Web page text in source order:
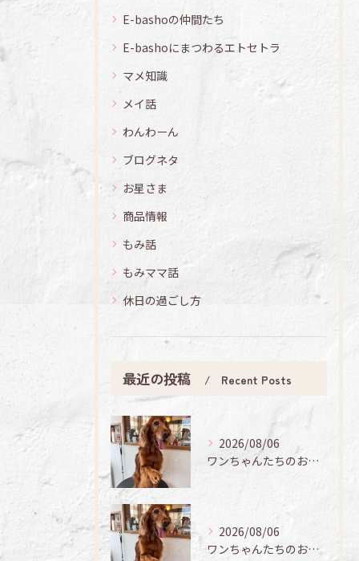
E-bashoの仲間たち
E-bashoにまつわるエトセトラ
マメ知識
メイ話
わんわーん
ブログネタ
お星さま
商品情報
もみ話
もみママ話
休日の過ごし方
最近の投稿 Recent Posts
2026/08/06
ワンちゃんたちのお手入れ日記🐶✨
2026/08/06
ワンちゃんたちのお手入れ日記🐶✨